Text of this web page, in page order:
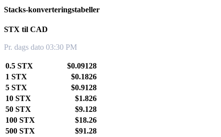
Stacks-konverteringstabeller
STX til CAD
Pr. dags dato 03:30 PM
0.5 STX
$0.09128
1 STX
$0.1826
5 STX
$0.9128
10 STX
$1.826
50 STX
$9.128
100 STX
$18.26
500 STX
$91.28